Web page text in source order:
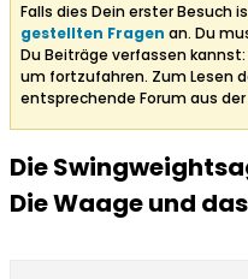
Falls dies Dein erster Besuch
gestellten Fragen an. Du
Du Beiträge verfassen
um fortzufahren. Zum Lesen
entsprechende Forum aus
Die
Die Waage und